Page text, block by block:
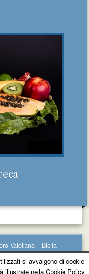
Valdilana – Biella
Policy
si avvalgono di cookie
illustrate nella Cookie Policy